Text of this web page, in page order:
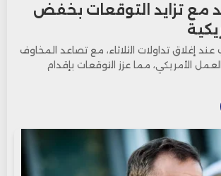
مع تزايد التوقعات بخفض
عند إغلاق تداولات الثلاثاء، مع تصاعد المخاوف
الأمريكي، مما عزز التوقعات بإقدام